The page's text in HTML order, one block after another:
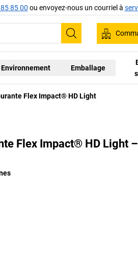
85 00 ou envoyez-nous un courriel à
Recherche
Environnement Emballage
Flex Impact® HD Light
Flex Impact® HD Light –